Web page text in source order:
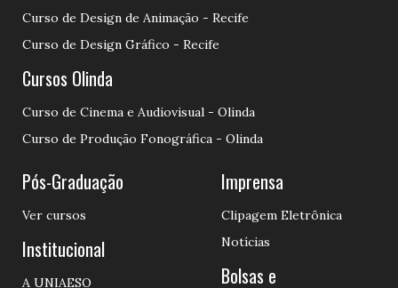
Curso de Design de Animação - Recife
Curso de Design Gráfico - Recife
Cursos Olinda
Curso de Cinema e Audiovisual - Olinda
Curso de Produção Fonográfica - Olinda
Pós-Graduação
Ver cursos
Institucional
A UNIAESO
Imprensa
Clipagem Eletrônica
Notícias
Bolsas e